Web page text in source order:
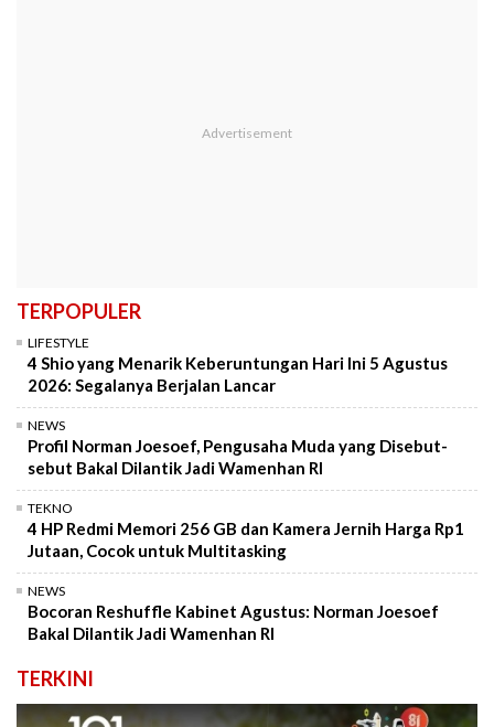
TERPOPULER
LIFESTYLE
4 Shio yang Menarik Keberuntungan Hari Ini 5 Agustus
2026: Segalanya Berjalan Lancar
NEWS
Profil Norman Joesoef, Pengusaha Muda yang Disebut-
sebut Bakal Dilantik Jadi Wamenhan RI
TEKNO
4 HP Redmi Memori 256 GB dan Kamera Jernih Harga Rp1
Jutaan, Cocok untuk Multitasking
NEWS
Bocoran Reshuffle Kabinet Agustus: Norman Joesoef
Bakal Dilantik Jadi Wamenhan RI
TERKINI